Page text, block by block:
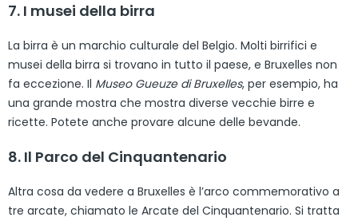
7. I musei della birra
La birra è un marchio culturale del Belgio. Molti birrifici e
musei della birra si trovano in tutto il paese, e Bruxelles non
fa eccezione. Il Museo Gueuze di Bruxelles, per esempio, ha
una grande mostra che mostra diverse vecchie birre e
ricette. Potete anche provare alcune delle bevande.
8. Il Parco del Cinquantenario
Altra cosa da vedere a Bruxelles è l’arco commemorativo a
tre arcate, chiamato le Arcate del Cinquantenario. Si tratta